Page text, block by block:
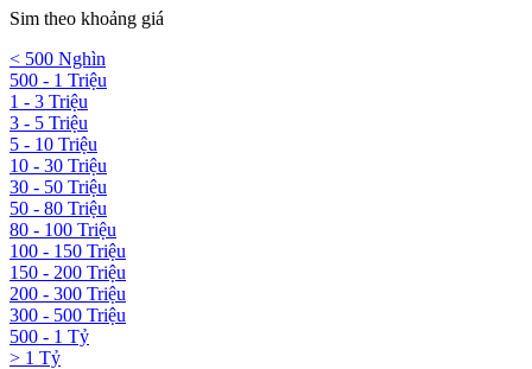
Sim theo khoảng giá
< 500 Nghìn
500 - 1 Triệu
1 - 3 Triệu
3 - 5 Triệu
5 - 10 Triệu
10 - 30 Triệu
30 - 50 Triệu
50 - 80 Triệu
80 - 100 Triệu
100 - 150 Triệu
150 - 200 Triệu
200 - 300 Triệu
300 - 500 Triệu
500 - 1 Tỷ
> 1 Tỷ